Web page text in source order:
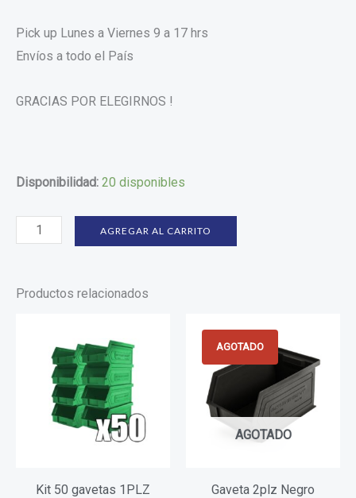
Pick up Lunes a Viernes 9 a 17 hrs
Envíos a todo el País
GRACIAS POR ELEGIRNOS !
Disponibilidad: 20 disponibles
AGREGAR AL CARRITO
Productos relacionados
Kit 50 gavetas 1PLZ
AGOTADO
AGOTADO
Gaveta 2plz Negro